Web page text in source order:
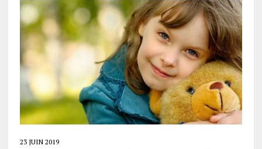
23 JUIN 2019